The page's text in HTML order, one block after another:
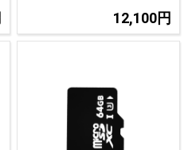
12,100円